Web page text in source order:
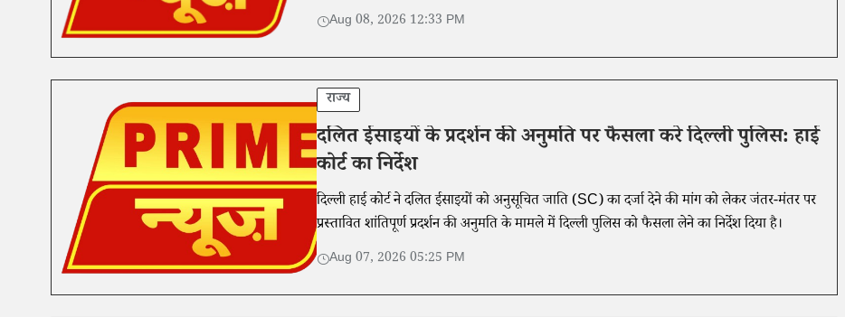
Aug 08, 2026 12:33 PM
राज्य
दलित ईसाइयों के प्रदर्शन की अनुमति पर फैसला करे दिल्ली पुलिस: हाई
कोर्ट का निर्देश
दिल्ली हाई कोर्ट ने दलित ईसाइयों को अनुसूचित जाति (SC) का दर्जा देने की मांग को लेकर जंतर-मंतर पर
प्रस्तावित शांतिपूर्ण प्रदर्शन की अनुमति के मामले में दिल्ली पुलिस को फैसला लेने का निर्देश दिया है।
Aug 07, 2026 05:25 PM